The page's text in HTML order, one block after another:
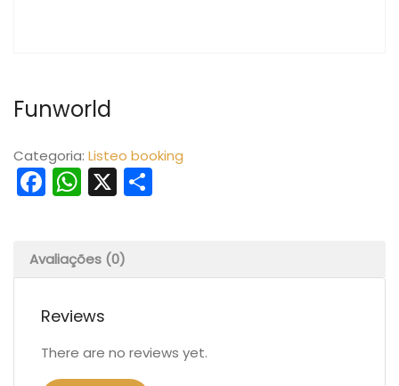
Funworld
Categoria: Listeo booking
Facebook
WhatsApp
X
Avaliações (0)
Reviews
There are no reviews yet.